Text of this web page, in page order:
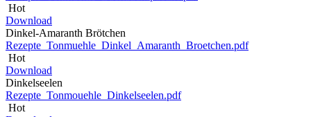
Hot
Download
Dinkel-Amaranth Brötchen
Rezepte_Tonmuehle_Dinkel_Amaranth_Broetchen.pdf
Hot
Download
Dinkelseelen
Rezepte_Tonmouehle_Dinkelseelen.pdf
Hot